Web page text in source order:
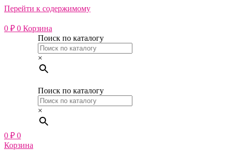
Перейти к содержимому
0 ₽ 0 Корзина
Поиск по каталогу
×
Поиск по каталогу
×
0 ₽ 0
Корзина